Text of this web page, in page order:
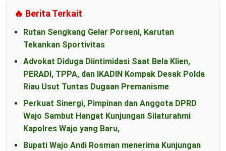
🔥 Berita Terkait
Rutan Sengkang Gelar Porseni, Karutan
Tekankan Sportivitas
Advokat Diduga Diintimidasi Saat Bela Klien,
PERADI, TPPA, dan IKADIN Kompak Desak Polda
Riau Usut Tuntas Dugaan Premanisme
Perkuat Sinergi, Pimpinan dan Anggota DPRD
Wajo Sambut Hangat Kunjungan Silaturahmi
Kapolres Wajo yang Baru,
Bupati Wajo Andi Rosman menerima Kunjungan